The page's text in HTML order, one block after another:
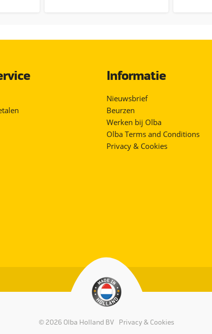
Informatie
Nieuwsbrief
Beurzen
Werken bij Olba
Olba Terms and Conditions
Privacy & Cookies
© 2026 Olba Holland BV Privacy & Cookies